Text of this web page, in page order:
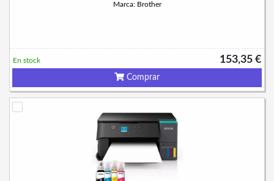
Marca: Brother
153,35 €
En stock
Comprar